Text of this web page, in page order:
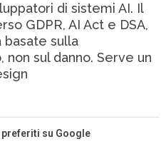
di sistemi AI. Il
GDPR, AI Act e DSA,
sulla
sul danno. Serve un
su Google